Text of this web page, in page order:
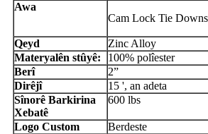
Awa
Cam Lock Tie Downs
Qeyd
Zinc Alloy
Materyalên stûyê:
100% polîester
Berî
2”
Dirêjî
15 ', an adeta
Sînorê Barkirina
Xebatê
600 lbs
Logo Custom
Berdeste